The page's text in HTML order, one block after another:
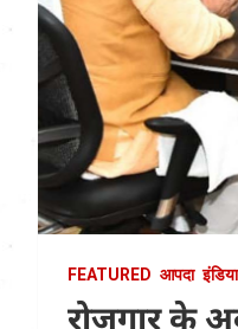
FEATURED आपदा इंडिया
रोजगार के